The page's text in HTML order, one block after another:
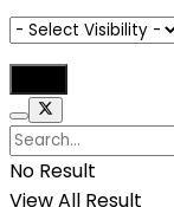
No Result
View All Result